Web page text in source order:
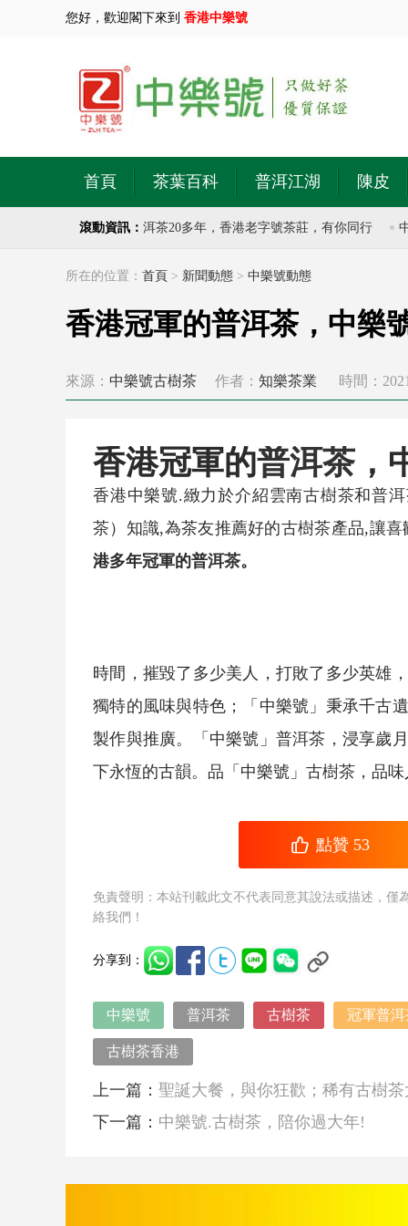
您好，歡迎閣下來到 香港中樂號
首頁 茶葉百科 普洱江湖 陳皮
滾動資訊：
茶莊，專注於古樹普洱茶20多年，香港老字號茶莊，有你同行 中
所在的位置： 首頁 > 新聞動態 > 中樂號動態
香港冠軍的普洱茶，中樂
來源： 中樂號古樹茶 作者： 知樂茶業 時間：
香港冠軍的普洱茶 ，
香港中樂號.緻力於介紹雲南古樹茶和普
茶）知識,為茶友推薦好的古樹茶產品,讓喜
港多年冠軍的普洱茶。
時間，摧毀了多少美人，打敗了多少英雄
獨特的風味與特色；「中樂號」秉承千古
製作與推廣。「中樂號」 普洱茶 ，浸享歲
下永恆的古韻。品「中樂號」 古樹茶 ，品
點贊 53
免責聲明：本站刊載此文不代表同意其說法或描述，
絡我們！
分享到：
中樂號 普洱茶 古樹茶 冠軍普洱
古樹茶香港
上一篇： 聖誕大餐，與你狂歡；稀有古樹
下一篇： 中樂號.古樹茶，陪你過大年!